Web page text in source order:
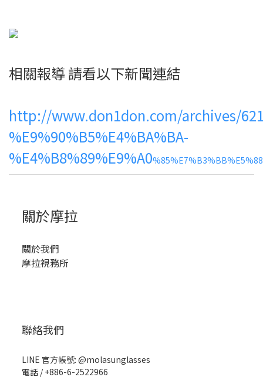
相關報導 請看以下新聞連結
http://www.don1don.com/archives/
%E9%90%B5%E4%BA%BA-
%E4%B8%89%E9%A0
關於摩拉
關於我們
摩拉視務所
聯絡我們
LINE 官方帳號: @molasunglasses
電話 / +886-6-2522966